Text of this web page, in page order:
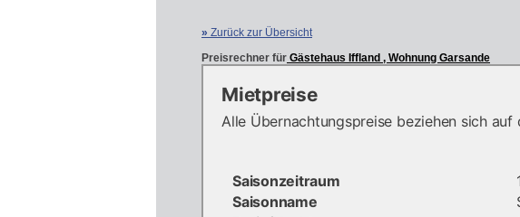
» Zurück zur Übersicht
Preisrechner für Gästehaus Iffland , Wohnung Garsande